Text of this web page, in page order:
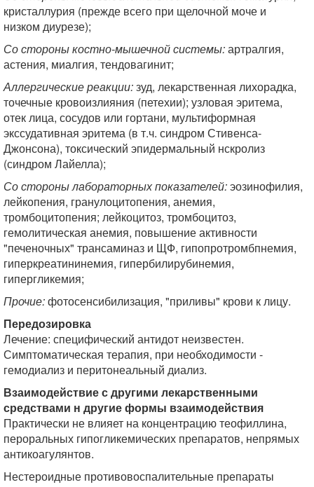
кристаллурия (прежде всего при щелочной моче и
низком диурезе);
Со стороны костно-мышечной системы:артралгия,
астения, миалгия, тендовагинит;
Аллергические реакции:зуд, лекарственная лихорадка,
точечные кровоизлияния (петехии); узловая эритема,
отек лица, сосудов или гортани, мультиформная
экссудативная эритема (в т.ч. синдром Стивенса-
Джонсона), токсический эпидермальный нскролиз
(синдром Лайелла);
Со стороны лабораторных показателей:эозинофилия,
лейкопения, гранулоцитопения, анемия,
тромбоцитопения; лейкоцитоз, тромбоцитоз,
гемолитическая анемия, повышение активности
"печеночных" трансаминаз и ЩФ, гипопротромбпнемия,
гиперкреатининемия, гипербилирубинемия,
гипергликемия;
Прочие:фотосенсибилизация, "приливы" крови к лицу.
Передозировка
Лечение: специфический антидот неизвестен.
Симптоматическая терапия, при необходимости -
гемодиализ и перитонеальный диализ.
Взаимодействие с другими лекарственными
средствами н другие формы взаимодействия
Практически не влияет на концентрацию теофиллина,
пероральных гипогликемических препаратов, непрямых
антикоагулянтов.
Нестероидные противовоспалительные препараты